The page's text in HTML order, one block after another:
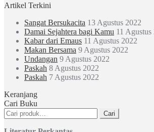
Artikel Terkini
Sangat Bersukacita 13 Agustus 2022
Damai Sejahtera bagi Kamu 11 Agustus
Kabar dari Emaus 11 Agustus 2022
Makan Bersama 9 Agustus 2022
Undangan 9 Agustus 2022
Paskah 8 Agustus 2022
Paskah 7 Agustus 2022
Keranjang
Cari Buku
Pencarian
untuk:
Cari